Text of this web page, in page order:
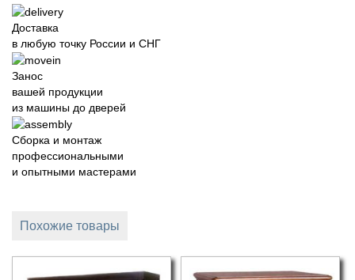
Доставка
в любую точку России и СНГ
Занос
вашей продукции
из машины до дверей
Сборка и монтаж
профессиональными
и опытными мастерами
Похожие товары